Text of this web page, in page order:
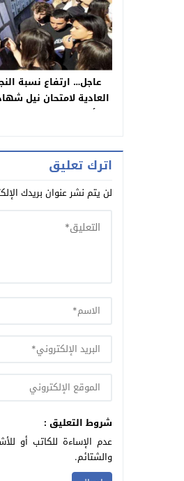
عاجل… ارتفاع نسبة
العادية لامتحان نيل
بأكاديمية بني ملال
اترك تعليق
لن يتم نشر عنوان بريدك
شروط التعليق :
عدم الإساءة للكاتب أو
والشتائم.